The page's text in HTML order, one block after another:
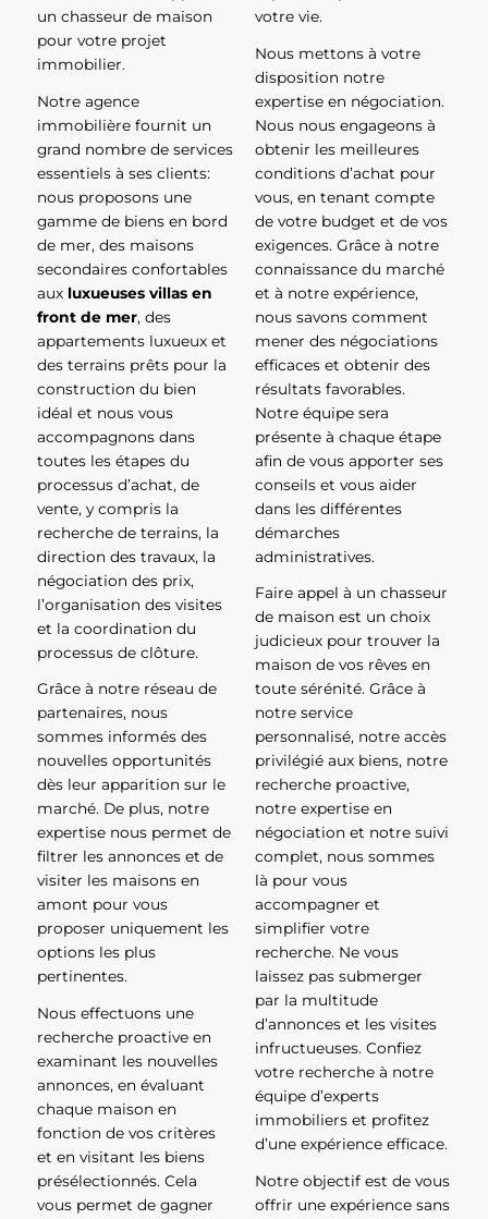
un chasseur de maison
pour votre projet
immobilier.
Notre agence
immobilière fournit un
grand nombre de services
essentiels à ses clients:
nous proposons une
gamme de biens en bord
de mer, des maisons
secondaires confortables
aux luxueuses villas en
front de mer, des
appartements luxueux et
des terrains prêts pour la
construction du bien
idéal et nous vous
accompagnons dans
toutes les étapes du
processus d’achat, de
vente, y compris la
recherche de terrains, la
direction des travaux, la
négociation des prix,
l’organisation des visites
et la coordination du
processus de clôture.
Grâce à notre réseau de
partenaires, nous
sommes informés des
nouvelles opportunités
dès leur apparition sur le
marché. De plus, notre
expertise nous permet de
filtrer les annonces et de
visiter les maisons en
amont pour vous
proposer uniquement les
options les plus
pertinentes.
Nous effectuons une
recherche proactive en
examinant les nouvelles
annonces, en évaluant
chaque maison en
fonction de vos critères
et en visitant les biens
présélectionnés. Cela
vous permet de gagner
votre vie.
Nous mettons à votre
disposition notre
expertise en négociation.
Nous nous engageons à
obtenir les meilleures
conditions d’achat pour
vous, en tenant compte
de votre budget et de vos
exigences. Grâce à notre
connaissance du marché
et à notre expérience,
nous savons comment
mener des négociations
efficaces et obtenir des
résultats favorables.
Notre équipe sera
présente à chaque étape
afin de vous apporter ses
conseils et vous aider
dans les différentes
démarches
administratives.
Faire appel à un chasseur
de maison est un choix
judicieux pour trouver la
maison de vos rêves en
toute sérénité. Grâce à
notre service
personnalisé, notre accès
privilégié aux biens, notre
recherche proactive,
notre expertise en
négociation et notre suivi
complet, nous sommes
là pour vous
accompagner et
simplifier votre
recherche. Ne vous
laissez pas submerger
par la multitude
d’annonces et les visites
infructueuses. Confiez
votre recherche à notre
équipe d’experts
immobiliers et profitez
d’une expérience efficace.
Notre objectif est de vous
offrir une expérience sans